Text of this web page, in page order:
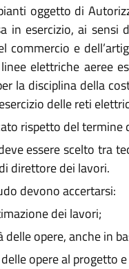
oggetto di
in esercizio, ai
commercio e
elettriche aeree
la disciplina della
delle reti
rispetto del termine
essere scelto tra
direttore dei lavori.
devono accertarsi:
dei lavori;
delle opere, anche in
opere al progetto